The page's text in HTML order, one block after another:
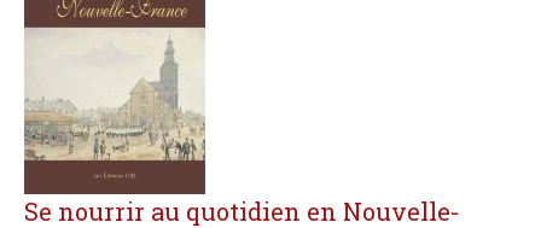
Se nourrir au quotidien en Nouvelle-